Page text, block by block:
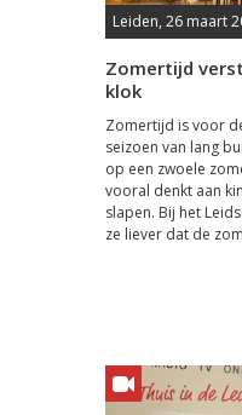
Leiden, 26 maart
Zomertijd
klok
Zomertijd is voor
seizoen van lang
op een zwoele
vooral denkt aan
slapen. Bij het
ze liever dat de